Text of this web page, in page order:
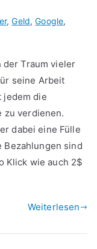
,Geld,Google,
Traum vieler
seine Arbeit
jedem die
zu verdienen.
dabei eine Fülle
Bezahlungen sind
Klick wie auch 2$
Weiterlesen